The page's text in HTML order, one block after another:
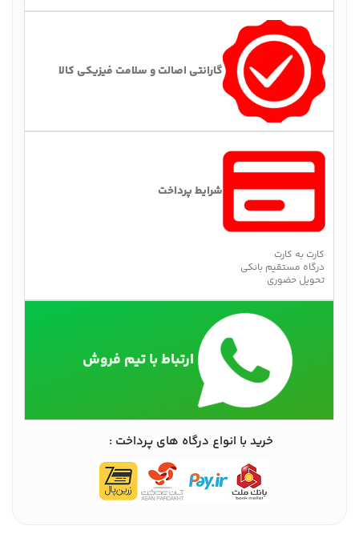
گارانتی اصالت و سلامت فیزیکی کالا
شرایط پرداخت
کارت به کارت
درگاه مستقیم بانکی
تحویل حضوری
ارتباط با تیم فروش
خرید با انواع درگاه های پرداخت :